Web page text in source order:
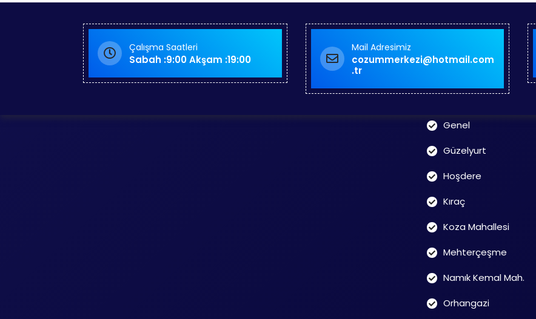
Çalışma Saatleri
Sabah :9:00 Akşam :19:00
Mail Adresimiz
cozummerkezi@hotmail.com
.tr
using Lorem Ipsum
Ardıçlı
Atatürk Mahallesi
Cumhuriyet mahallesi
Genel
Güzelyurt
Hoşdere
Kıraç
Koza Mahallesi
Mehterçeşme
Namık Kemal Mah.
Orhangazi